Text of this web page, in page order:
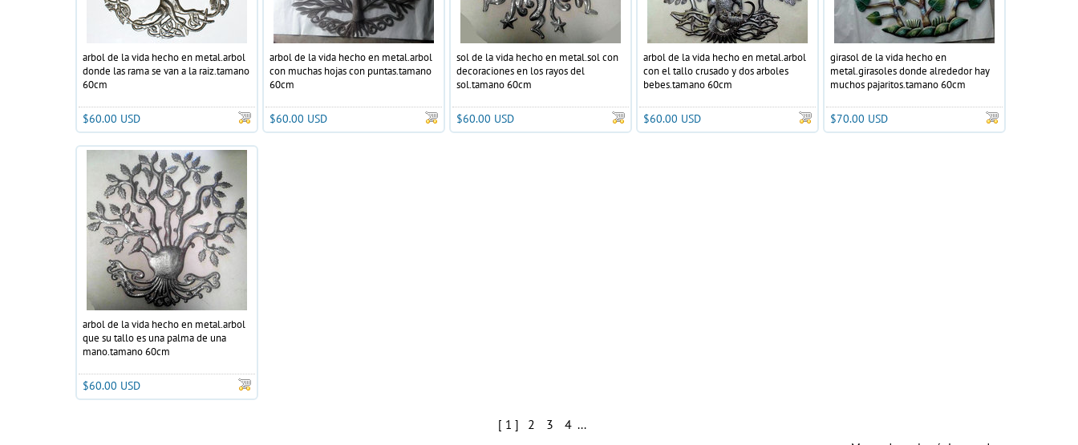
arbol de la vida hecho en metal.arbol
donde las rama se van a la raiz.tamano
60cm
$60.00 USD
arbol de la vida hecho en metal.arbol
con muchas hojas con puntas.tamano
60cm
$60.00 USD
sol de la vida hecho en metal.sol con
decoraciones en los rayos del
sol.tamano 60cm
$60.00 USD
arbol de la vida hecho en metal.arbol
con el tallo crusado y dos arboles
bebes.tamano 60cm
$60.00 USD
girasol de la vida hecho en
metal.girasoles donde alrededor hay
muchos pajaritos.tamano 60cm
$70.00 USD
arbol de la vida hecho en metal.arbol
que su tallo es una palma de una
mano.tamano 60cm
$60.00 USD
[ 1 ] 2 3 4 ...